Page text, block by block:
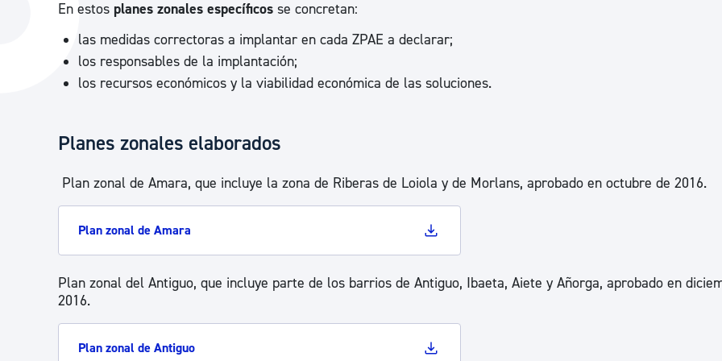
La ciudad
La ciudad ahora
Descubre la ciudad
Actualidad
Noticias
Avisos
En estos planes zonales específicos se concretan:
las medidas correctoras a implantar en cada ZPAE a declarar;
los responsables de la implantación;
los recursos económicos y la viabilidad económica de las soluciones.
Planes zonales elaborados
Plan zonal de Amara, que incluye la zona de Riberas de Loiola y de Morlans, aprobado en octubre de 2016.
Plan zonal de Amara
Plan zonal del Antiguo, que incluye parte de los barrios de Antiguo, Ibaeta, Aiete y Añorga, aprobado en
2016.
Plan zonal de Antiguo